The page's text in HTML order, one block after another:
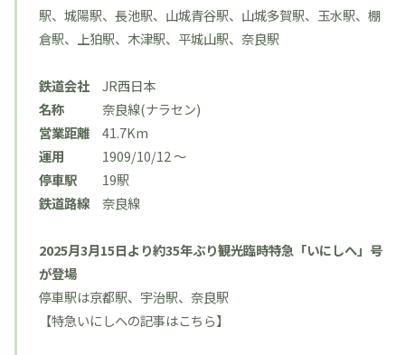
駅、城陽駅、長池駅、山城青谷駅、山城多賀駅、玉水駅、棚
倉駅、上狛駅、木津駅、平城山駅、奈良駅
鉄道会社 JR西日本
名称 奈良線(ナラセン)
営業距離 41.7Km
運用 1909/10/12 〜
停車駅 19駅
鉄道路線 奈良線
2025月3月15日より約35年ぶり観光臨時特急「いにしへ」号
が登場
停車駅は京都駅、宇治駅、奈良駅
【特急いにしへの記事はこちら】